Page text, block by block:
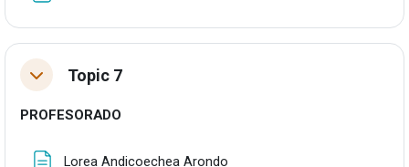
TolestuTopic 7
PROFESORADO
Lorea Andicoechea Arondo